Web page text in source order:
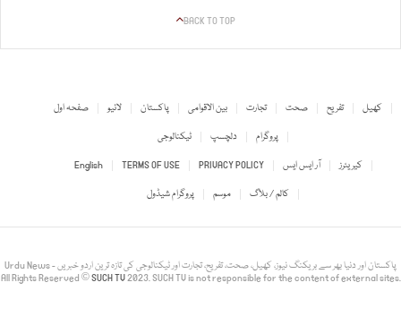
BACK TO TOP
صفحہ اول لائیو پاکستان بین الاقوامی تجارت صحت تفریح
کھیل
ٹیکنالوجی
دلچسپ
پروگرام
English
TERMS OF USE PRIVACY POLICY آر ایس ایس
کیریئرز
پروگرام شیڈول
موسم کالم / بلاگ
Urdu News - پاکستان اور دنیا بھر سے بریکنگ نیوز، کھیل، صحت، تفریح، تجارت اور ٹیکنالوجی کی تازہ ترین اردو خبریں
All Rights Reserved ©SUCH TV2023. SUCH TV is not responsible for the content of external sites.